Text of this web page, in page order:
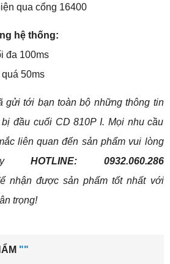
qua cổng 16400
hệ thống:
đa 100ms
50ms
gửi tới bạn toàn bộ những thông tin
đầu cuối CD 810P I. Mọi nhu cầu
liên quan đến sản phẩm vui lòng
HOTLINE: 0932.060.286
nhận được sản phẩm tốt nhất với
trọng!
""